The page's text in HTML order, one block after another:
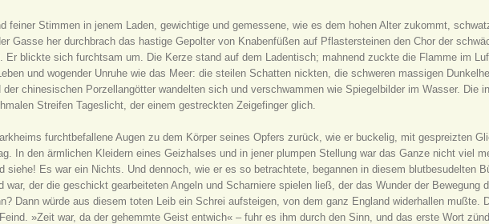
feiner Stimmen in jenem Laden, gewichtige und gemessene, wie es dem hohen Alter zukommt,
Gasse her durchbrach das hastige Gepolter von Knabenfüßen auf Pflastersteinen den Chor der
Er blickte sich furchtsam um. Die Kerze stand auf dem Ladentisch; mahnend zuckte die Flamme im
und wogender Unruhe wie das Meer: die steilen Schatten nickten, die schweren massigen
chinesischen Porzellangötter wandelten sich und verschwammen wie Spiegelbilder im Wasser. Die
Streifen Tageslicht, der einem gestreckten Zeigefinger glich.
furchtbefallene Augen zu dem Körper seines Opfers zurück, wie er buckelig, mit gespreizten
In den ärmlichen Kleidern eines Geizhalses und in jener plumpen Stellung war das Ganze nicht viel
siehe! Es war ein Nichts. Und dennoch, wie er es so betrachtete, begannen in diesem blutbesudelten
war, der die geschickt gearbeiteten Angeln und Scharniere spielen ließ, der das Wunder der
Dann würde aus diesem toten Leib ein Schrei aufsteigen, von dem ganz England widerhallen mußte.
»Zeit war, da der gehemmte Geist entwich« – fuhr es ihm durch den Sinn, und das erste Wort